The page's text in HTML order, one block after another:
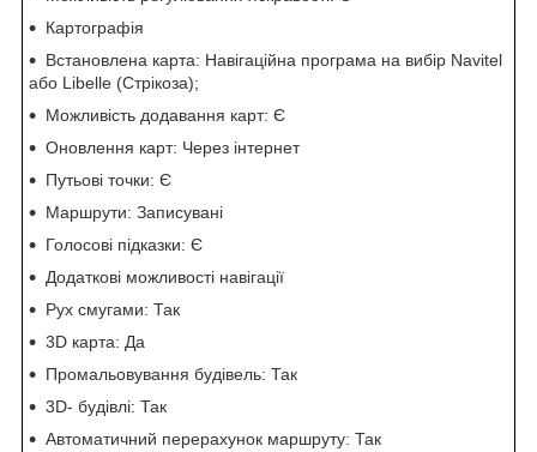
Картографія
Встановлена карта: Навігаційна програма на вибір Navitel
або Libelle (Стрікоза);
Можливість додавання карт: Є
Оновлення карт: Через інтернет
Путьові точки: Є
Маршрути: Записувані
Голосові підказки: Є
Додаткові можливості навігації
Рух смугами: Так
3D карта: Да
Промальовування будівель: Так
3D- будівлі: Так
Автоматичний перерахунок маршруту: Так